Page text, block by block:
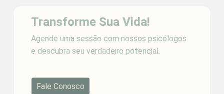
Transforme Sua Vida!
Agende uma sessão com nossos psicólogos
e descubra seu verdadeiro potencial.
Fale Conosco